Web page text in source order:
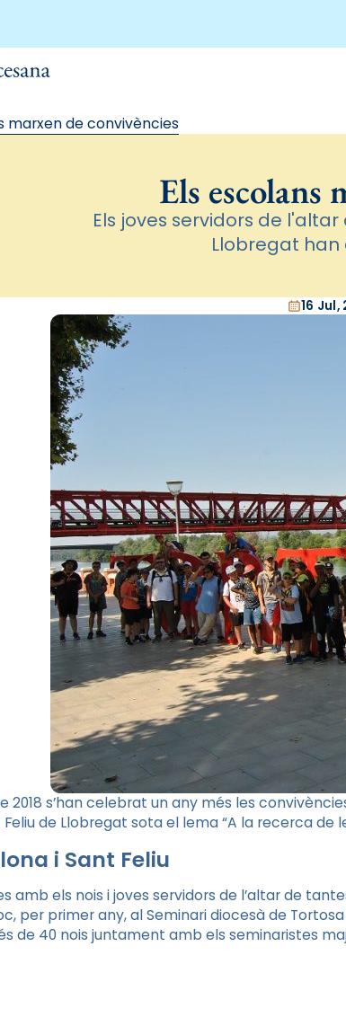
marxen de convivències
Els escolans
Els joves servidors de
Llobregat
16 Jul,
2018 s’han celebrat un any més les
de Llobregat sota el lema “A la recerca de
i Sant Feliu
amb els nois i joves servidors de l’altar de
per primer any, al Seminari diocesà de
de 40 nois juntament amb els seminaristes